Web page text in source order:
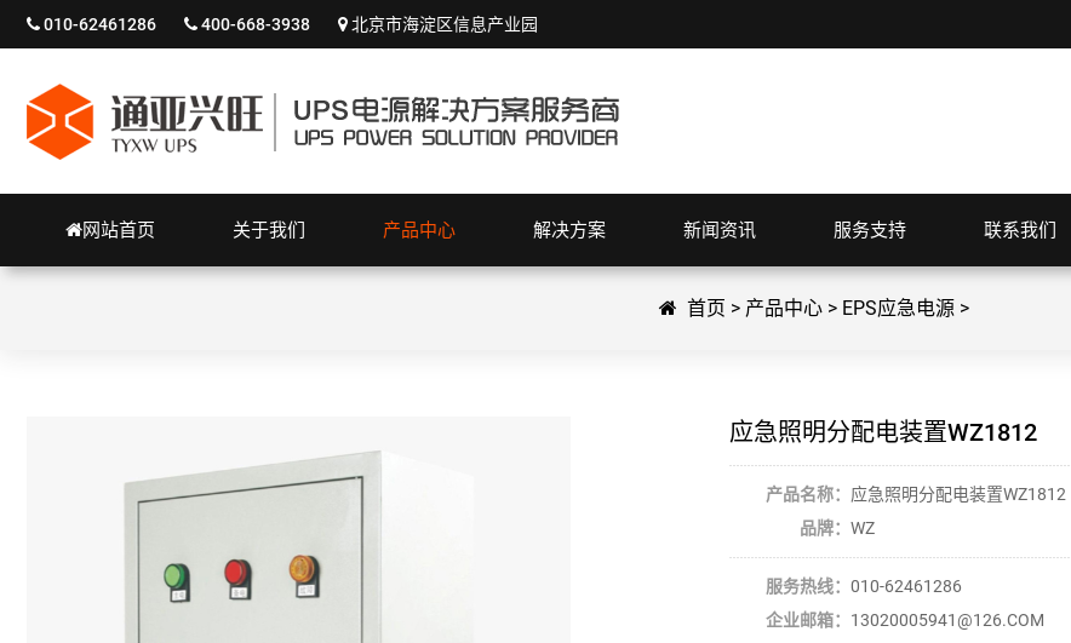
010-62461286 400-668-3938 北京市海淀区信息产业园
网站首页 关于我们 产品中心 解决方案 新闻资讯 服务支持 联系我们
首页 > 产品中心 > EPS应急电源 >
应急照明分配电装置WZ1812
产品名称： 应急照明分配电装置WZ1812
品牌： WZ
服务热线： 010-62461286
企业邮箱： 13020005941@126.COM